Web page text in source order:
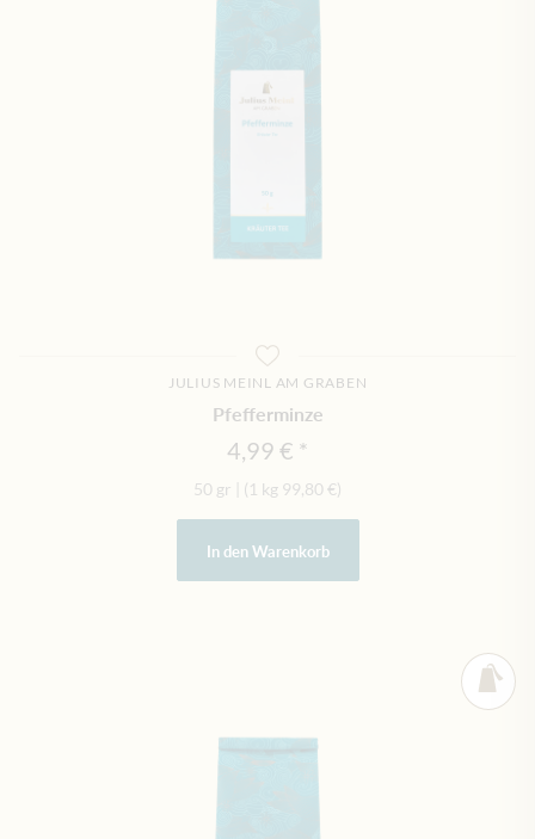
JULIUS MEINL AM GRABEN
Pfefferminze
4,99 €
50 gr (1 kg 99,80 €)
In den Warenkorb